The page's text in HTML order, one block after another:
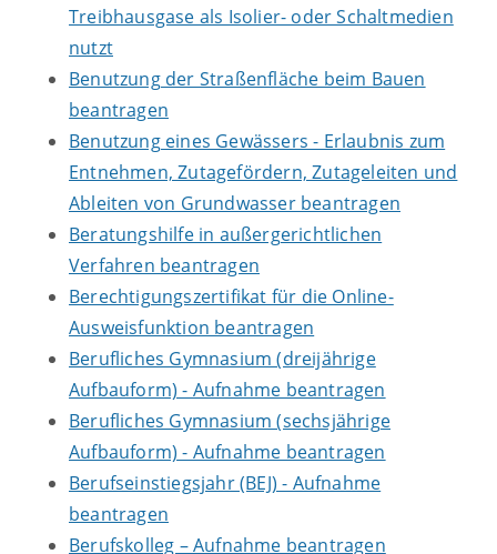
Treibhausgase als Isolier- oder Schaltmedien
nutzt
Benutzung der Straßenfläche beim Bauen
beantragen
Benutzung eines Gewässers - Erlaubnis zum
Entnehmen, Zutagefördern, Zutageleiten und
Ableiten von Grundwasser beantragen
Beratungshilfe in außergerichtlichen
Verfahren beantragen
Berechtigungszertifikat für die Online-
Ausweisfunktion beantragen
Berufliches Gymnasium (dreijährige
Aufbauform) - Aufnahme beantragen
Berufliches Gymnasium (sechsjährige
Aufbauform) - Aufnahme beantragen
Berufseinstiegsjahr (BEJ) - Aufnahme
beantragen
Berufskolleg – Aufnahme beantragen